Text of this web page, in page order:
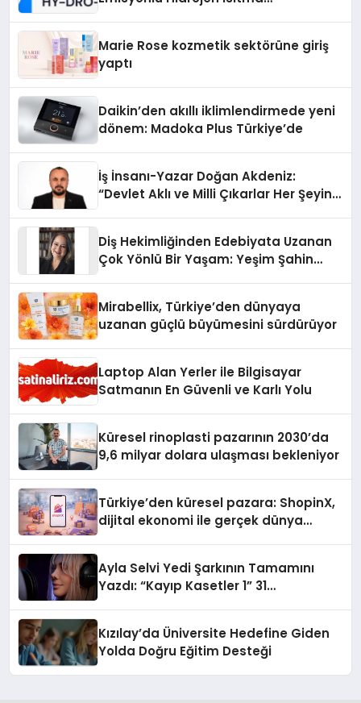
Marie Rose kozmetik sektörüne giriş
yaptı
Daikin’den akıllı iklimlendirmede yeni
dönem: Madoka Plus Türkiye’de
İş İnsanı-Yazar Doğan Akdeniz:
“Devlet Aklı ve Milli Çıkarlar Her Şeyin
Diş Hekimliğinden Edebiyata Uzanan
Çok Yönlü Bir Yaşam: Yeşim Şahin
Mirabellix, Türkiye’den dünyaya
uzanan güçlü büyümesini sürdürüyor
Laptop Alan Yerler ile Bilgisayar
Satmanın En Güvenli ve Karlı Yolu
Küresel rinoplasti pazarının 2030’da
9,6 milyar dolara ulaşması bekleniyor
Türkiye’den küresel pazara: ShopinX,
dijital ekonomi ile gerçek dünya
Ayla Selvi Yedi Şarkının Tamamını
Yazdı: “Kayıp Kasetler 1” 31
Kızılay’da Üniversite Hedefine Giden
Yolda Doğru Eğitim Desteği